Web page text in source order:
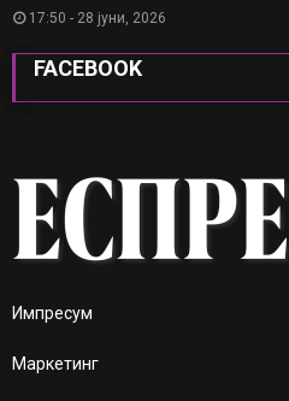
17:50 - 28 јуни, 2026
FACEBOOK
Импресум
Маркетинг